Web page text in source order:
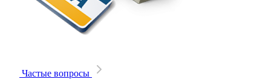
Частые вопросы